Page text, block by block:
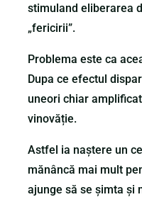
stimuland eliberarea
„fericirii”.
Problema este ca
Dupa ce efectul
uneori chiar
vinovăție.
Astfel ia naștere un
mănâncă mai mult
ajunge să se șimta și